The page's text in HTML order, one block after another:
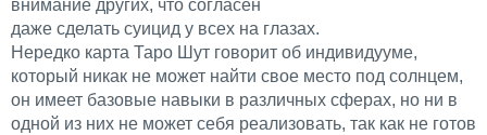
внимание других, что согласен
даже сделать суицид у всех на глазах.
Нередко карта Таро Шут говорит об индивидууме,
который никак не может найти свое место под солнцем,
он имеет базовые навыки в различных сферах, но ни в
одной из них не может себя реализовать, так как не готов